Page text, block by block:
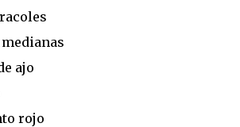
ajo
rojo